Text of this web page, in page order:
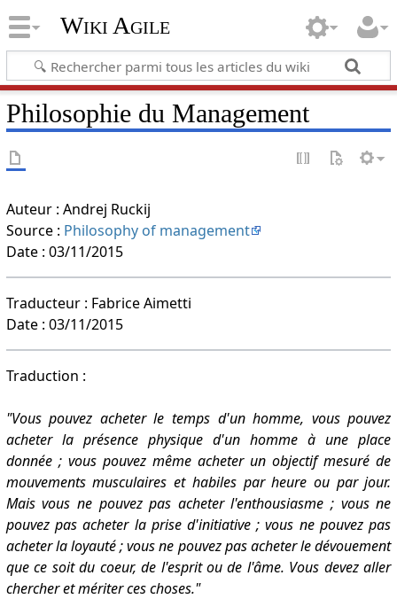
Wiki Agile
Philosophie du Management
Auteur : Andrej Ruckij
Source : Philosophy of management
Date : 03/11/2015
Traducteur : Fabrice Aimetti
Date : 03/11/2015
Traduction :
"Vous pouvez acheter le temps d'un homme, vous pouvez
acheter la présence physique d'un homme à une place
donnée ; vous pouvez même acheter un objectif mesuré de
mouvements musculaires et habiles par heure ou par jour.
Mais vous ne pouvez pas acheter l'enthousiasme ; vous ne
pouvez pas acheter la prise d'initiative ; vous ne pouvez pas
acheter la loyauté ; vous ne pouvez pas acheter le dévouement
que ce soit du coeur, de l'esprit ou de l'âme. Vous devez aller
chercher et mériter ces choses."